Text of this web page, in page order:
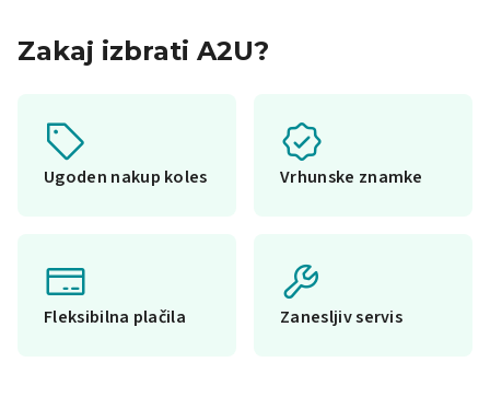
Zakaj izbrati A2U?
Ugoden nakup koles Vrhunske znamke
Fleksibilna plačila Zanesljiv servis